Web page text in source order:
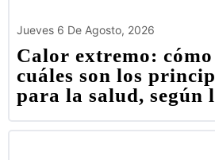
Jueves 6 De Agosto, 2026
Calor extremo:
cuáles son los
para la salud, según